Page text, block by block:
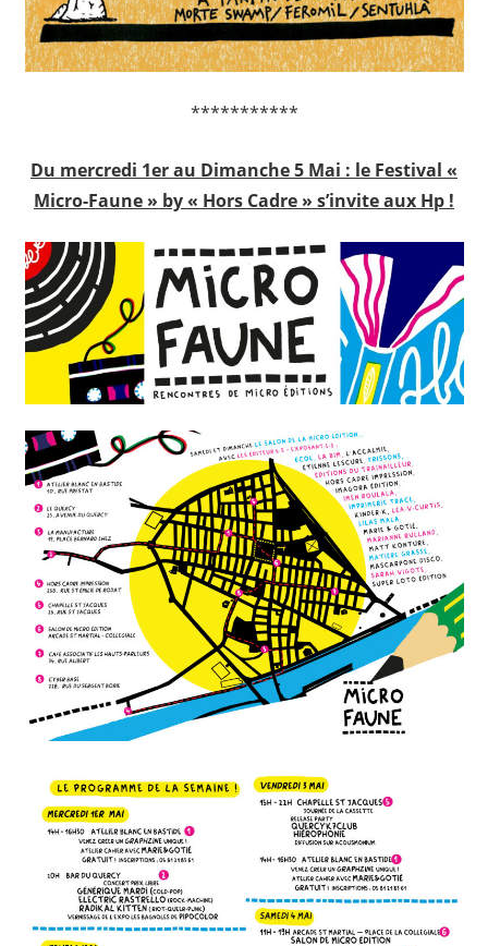
***********
Du mercredi 1er au Dimanche 5 Mai : le Festival «
Micro-Faune » by « Hors Cadre » s’invite aux Hp !